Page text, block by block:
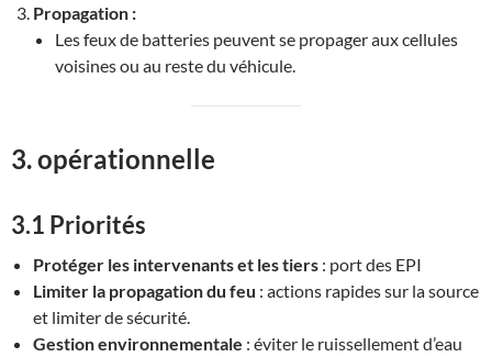
Propagation :
Les feux de batteries peuvent se propager aux cellules
voisines ou au reste du véhicule.
3. opérationnelle
3.1 Priorités
Protéger les intervenants et les tiers : port des EPI
Limiter la propagation du feu : actions rapides sur la source
et limiter de sécurité.
Gestion environnementale : éviter le ruissellement d’eau